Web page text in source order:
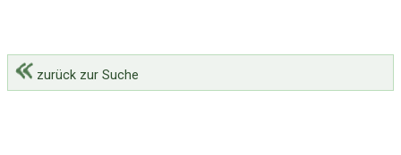
zurück zur Suche